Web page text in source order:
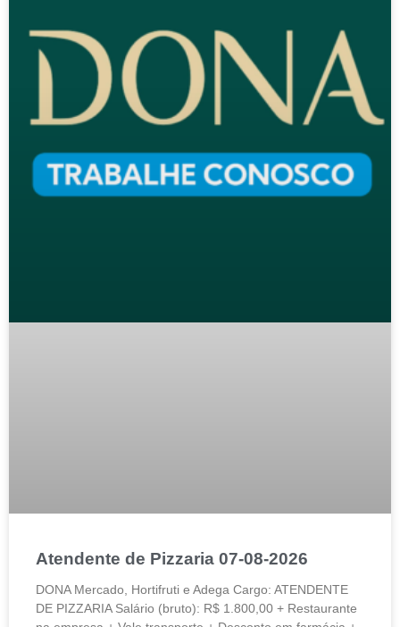
Atendente de Pizzaria 07-08-2026
DONA Mercado, Hortifruti e Adega Cargo: ATENDENTE
DE PIZZARIA Salário (bruto): R$ 1.800,00 + Restaurante